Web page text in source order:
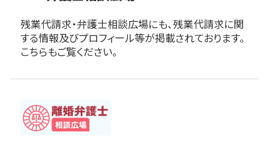
残業代請求・弁護士相談広場にも、残業代請求に関
する情報及びプロフィール等が掲載されております。
こちらもご覧ください。